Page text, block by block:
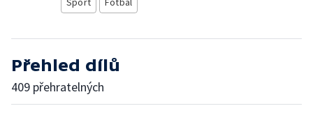
Přehled dílů
409 přehratelných